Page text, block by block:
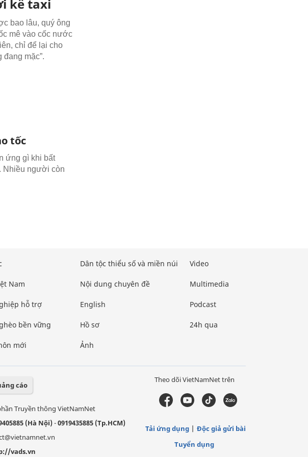
kể taxi
bao lâu, quý ông
mê vào cốc nước
chỉ để lại cho
mặc”.
tốc
ứng gì khi bất
Nhiều người còn
Nam
hỗ trợ
bền vững
mới
Dân tộc thiểu số và miền núi
Nội dung chuyên đề
English
Hồ sơ
Ảnh
Video
Multimedia
Podcast
24h qua
cáo
Truyền thông VietNamNet
(Hà Nội)-0919435885 (Tp.HCM)
vads.vn
Theo dõi VietNamNet trên
Tải ứng dụng
Độc giả gửi bài
Tuyển dụng